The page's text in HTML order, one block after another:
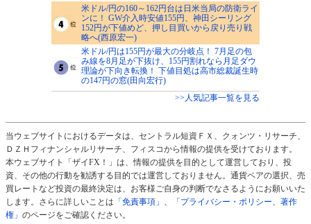
米ドル/円の160～162円台は日米当局の防衛ライ
ンに！ GW介入時安値155円、神田シーリング
152円が下値めど、押し目買いから戻り売り戦
略へ(西原宏一)
米ドル/円は155円が最大の分岐点！ 7月足の包
み線を8月足が下抜け、155円割れなら月足ダウ
理論が下向き転換！ 下値目処は高市総裁誕生時
の147円の窓(田向宏行)
>>人気記事一覧を見る
当ウェブサイトにおけるデータは、セントラル短資ＦＸ、クォンツ・リサーチ、
ＤＺＨフィナンシャルリサーチ、フィスコから情報の提供を受けております。
本ウェブサイト「ザイFX！」は、情報の提供を目的として運営しており、投
資、その他の行動を勧誘する目的では運営しておりません。通貨ペアの選択、売
買レートなど投資の最終決定は、お客様ご自身の判断でなさるようにお願いいた
します。さらに詳しいことは 「免責事項」
「プライバシー・ポリシー、著作
権」 のページをご確認ください。